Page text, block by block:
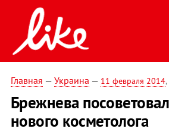
Главная — Украина — 11 февраля 2014
Брежнева
нового косметолога